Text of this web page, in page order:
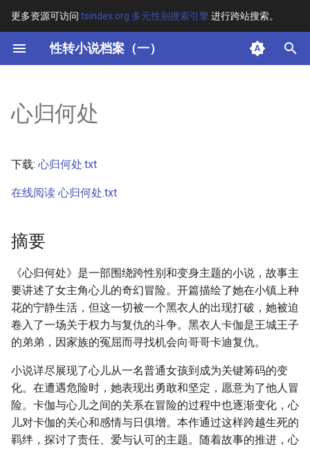
更多资源可访问 tsindex.org 多元性别搜索引擎进行跨站搜索。
性转小说档案（一）
键
开
搜
索
其他信息 [Processed Page
心归何处
下载: 心归何处.txt
在线阅读 心归何处.txt
摘要
《心归何处》是一部围绕跨性别和变身主题的小说，故事主
要讲述了女主角心儿的奇幻冒险。开篇描绘了她在小镇上种
花的宁静生活，但这一切被一个黑衣人的出现打破，她被迫
卷入了一场关于权力与复仇的斗争。黑衣人卡伽是王城王子
的弟弟，因家族的冤屈而寻找机会向哥哥卡迪复仇。
小说详尽展现了心儿从一名普通女孩到成为关键筹码的变
化。在遭遇危险时，她表现出勇敢和坚定，愿意为了他人冒
险。卡伽与心儿之间的关系在冒险的过程中也逐渐变化，心
儿对卡伽的关心和感情与日俱增。本作通过这样跨越生死的
羁绊，探讨了责任、爱与认可的主题。随着故事的推进，心